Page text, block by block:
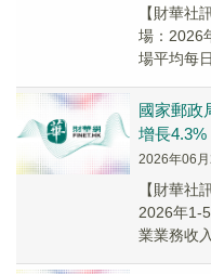
【財華社
場：2026
場平均每
國家郵政
增長4.3%
2026年06
【財華社
2026年1-
業業務收